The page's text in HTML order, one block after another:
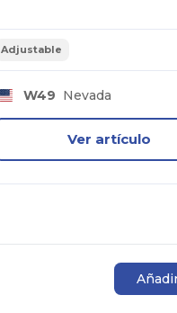
Adjustable
W49 Nevada
Ver artículo